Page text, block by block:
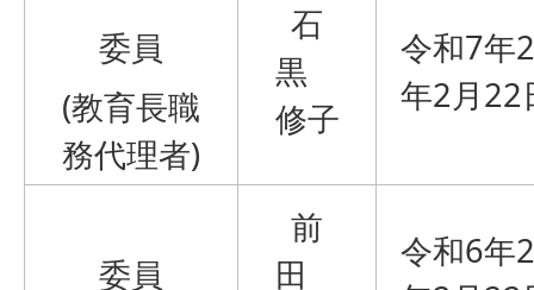
委員
(教育長職
務代理者)
石
黒
修子
令和7
年2月22
委員
前
田
令和6